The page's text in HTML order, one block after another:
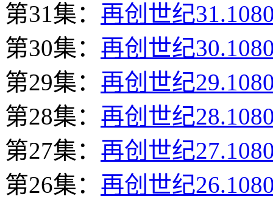
第31集： 再创世纪
第30集： 再创世纪
第29集： 再创世纪
第28集： 再创世纪
第27集： 再创世纪
第26集： 再创世纪